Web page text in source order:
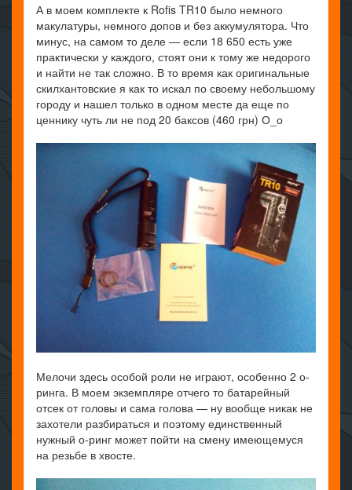
А в моем комплекте к Rofis TR10 было немного
макулатуры, немного допов и без аккумулятора. Что
минус, на самом то деле — если 18 650 есть уже
практически у каждого, стоят они к тому же недорого
и найти не так сложно. В то время как оригинальные
скилхантовские я как то искал по своему небольшому
городу и нашел только в одном месте да еще по
ценнику чуть ли не под 20 баксов (460 грн) О_о
Мелочи здесь особой роли не играют, особенно 2 о-
ринга. В моем экземпляре отчего то батарейный
отсек от головы и сама голова — ну вообще никак не
захотели разбираться и поэтому единственный
нужный о-ринг может пойти на смену имеющемуся
на резьбе в хвосте.